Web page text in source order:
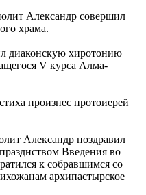
Александр совершил
храма.
диаконскую хиротонию
V курса Алма-
произнес протоиерей
Александр поздравил
Введения во
к собравшимся со
архипастырское